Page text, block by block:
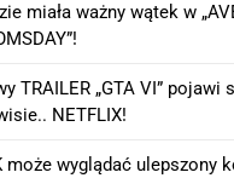
miała ważny wątek w
TRAILER „GTA VI” pojawi
NETFLIX!
może wyglądać ulepszony